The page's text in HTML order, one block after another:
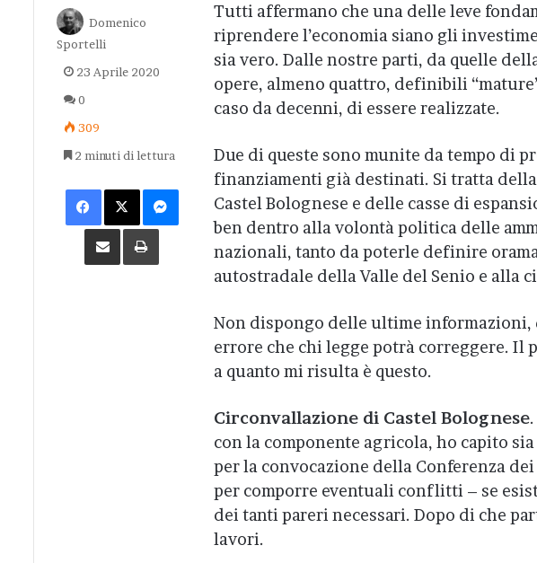
Tutti affermano che una delle leve
riprendere l’economia siano gli
sia vero. Dalle nostre parti, da quelle
opere, almeno quattro, definibili
caso da decenni, di essere realizzate.
Due di queste sono munite da tempo di
finanziamenti già destinati. Si tratta
Castel Bolognese e delle casse di
ben dentro alla volontà politica delle
nazionali, tanto da poterle definire
autostradale della Valle del Senio e alla
Non dispongo delle ultime
errore che chi legge potrà correggere. Il
a quanto mi risulta è questo.
Circonvallazione di Castel Bolognese
con la componente agricola, ho capito
per la convocazione della Conferenza
per comporre eventuali conflitti – se
dei tanti pareri necessari. Dopo di che
lavori.
Domenico
Sportelli
23 Aprile 2020
0
309
2 minuti di lettura
Facebook
X Messenger
Condividi via Email Stampa